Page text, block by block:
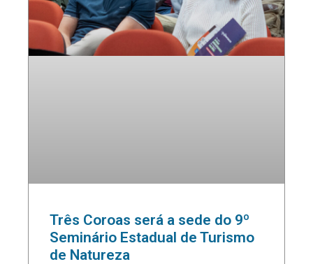
Três Coroas será a sede do 9º
Seminário Estadual de Turismo
de Natureza